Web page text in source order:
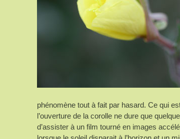
phénomène tout à fait par hasard. Ce qui
l’ouverture de la corolle ne dure que
d’assister à un film tourné en images